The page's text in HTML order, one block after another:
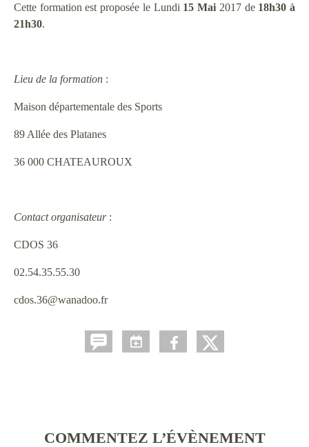
Cette formation est proposée le Lundi 15 Mai 2017 de 18h30 à
21h30.
Lieu de la formation :
Maison départementale des Sports
89 Allée des Platanes
36 000 CHATEAUROUX
Contact organisateur:
CDOS 36
02.54.35.55.30
cdos.36@wanadoo.fr
COMMENTEZ L’ÉVÈNEMENT